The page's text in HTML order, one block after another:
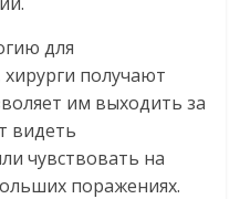
для
получают
им выходить за
видеть
чувствовать на
поражениях.